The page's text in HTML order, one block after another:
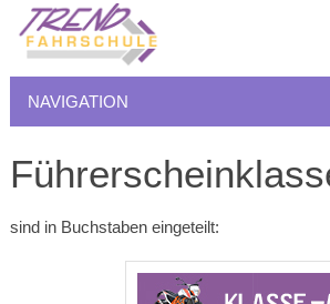
NAVIGATION
sind in Buchstaben eingeteilt: